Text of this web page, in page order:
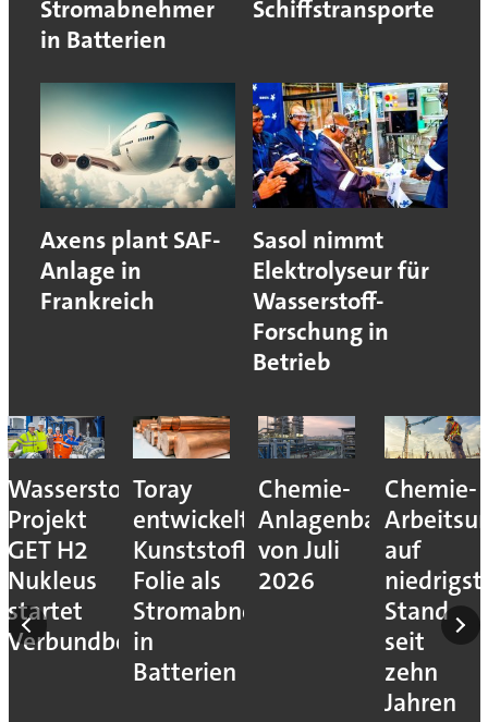
Stromabnehmer
in Batterien
Schiffstransporte
Axens plant SAF-
Anlage in
Frankreich
Sasol nimmt
Elektrolyseur für
Wasserstoff-
Forschung in
Betrieb
Wasserstoff-
Projekt
GET H2
Nukleus
startet
Verbundbetrieb
Toray
entwickelt
Kunststoff-
Folie als
Stromabnehmer
in
Batterien
Chemie-
Anlagenbauprojekte
von Juli
2026
Chemie-
auf
Stand
seit
zehn
Jahren